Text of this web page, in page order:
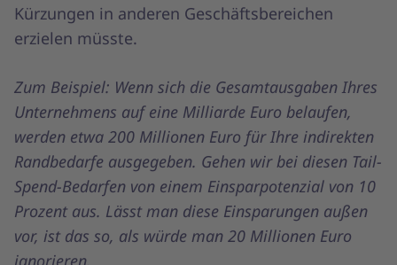
Kürzungen in anderen Geschäftsbereichen
erzielen müsste.
Zum Beispiel: Wenn sich die Gesamtausgaben Ihres
Unternehmens auf eine Milliarde Euro belaufen,
werden etwa 200 Millionen Euro für Ihre indirekten
Randbedarfe ausgegeben. Gehen wir bei diesen Tail-
Spend-Bedarfen von einem Einsparpotenzial von 10
Prozent aus. Lässt man diese Einsparungen außen
vor, ist das so, als würde man 20 Millionen Euro
ignorieren.